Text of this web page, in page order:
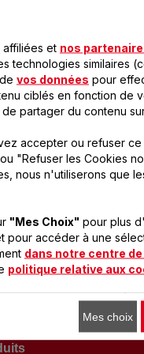
avec votre
affiliées et nos
technologies similaires
vos données pour
ciblés en fonction de
partager du contenu
accepter ou refuser
"Refuser les Cookies
nous n'utiliserons que
"Mes Choix" pour plus
pour accéder à une
dans notre centre
politique relative aux
Mes choix